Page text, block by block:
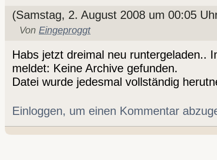
(Samstag, 2. August 2008 um 00:05
Von Eingeproggt
Habs jetzt dreimal neu runtergeladen..
meldet: Keine Archive gefunden.
Datei wurde jedesmal vollständig
Einloggen, um einen Kommentar